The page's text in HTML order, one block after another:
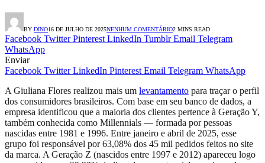
BY DINO16 DE JULHO DE 2025NENHUM COMENTÁRIO2 MINS READ
Facebook Twitter Pinterest LinkedIn Tumblr Email Telegram
WhatsApp
Enviar
Facebook Twitter LinkedIn Pinterest Email Telegram WhatsApp
A Giuliana Flores realizou mais um levantamento para traçar o perfil
dos consumidores brasileiros. Com base em seu banco de dados, a
empresa identificou que a maioria dos clientes pertence à Geração Y,
também conhecida como Millennials — formada por pessoas
nascidas entre 1981 e 1996. Entre janeiro e abril de 2025, esse
grupo foi responsável por 63,08% dos 45 mil pedidos feitos no site
da marca. A Geração Z (nascidos entre 1997 e 2012) apareceu logo